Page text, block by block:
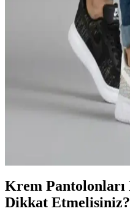
Altınyılz<dı>z Classics
Esneyen Pantolon 360
Bu siyah slim fit pantolon, %99
ve şıklığı bir arada sunar, yaz
tasarımıyla günlük ve özel
Bombe Erkek Mavi
Karşılaştırması ve
İki Bombe erkek mavi slim fit
yorumları ve
Krem
Dikkat Etmelisiniz?